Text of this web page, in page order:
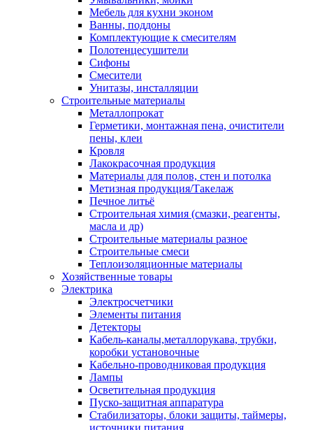
Мебель для кухни эконом
Ванны, поддоны
Комплектующие к смесителям
Полотенцесушители
Сифоны
Смесители
Унитазы, инсталляции
Строительные материалы
Металлопрокат
Герметики, монтажная пена, очистители
пены, клеи
Кровля
Лакокрасочная продукция
Материалы для полов, стен и потолка
Метизная продукция/Такелаж
Печное литьё
Строительная химия (смазки, реагенты,
масла и др)
Строительные материалы разное
Строительные смеси
Теплоизоляционные материалы
Хозяйственные товары
Электрика
Электросчетчики
Элементы питания
Детекторы
Кабель-каналы,металлорукава, трубки,
коробки установочные
Кабельно-проводниковая продукция
Лампы
Осветительная продукция
Пуско-защитная аппаратура
Стабилизаторы, блоки защиты, таймеры,
источники питания